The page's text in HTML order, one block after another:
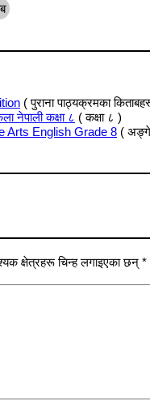
( पुराना पाठ्यक्रमका
नेपाली कक्षा ८ ( कक्षा ८ )
Arts English Grade 8 (
क्षेत्रहरू चिन्ह लगाइएका छन् *